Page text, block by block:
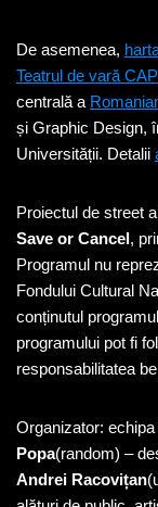
De asemenea,
Teatrul de vară
centrală a
și Graphic Design,
Universității. Detalii
Proiectul de street
Save or Cancel,
Programul nu
Fondului Cultural
conținutul
programului pot fi
responsabilitatea
Organizator:
Popa(random) –
Andrei Racovițan